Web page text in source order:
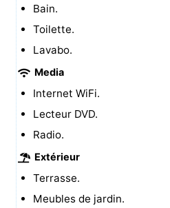
Bain.
Toilette.
Lavabo.
Media
Internet WiFi.
Lecteur DVD.
Radio.
Extérieur
Terrasse.
Meubles de jardin.